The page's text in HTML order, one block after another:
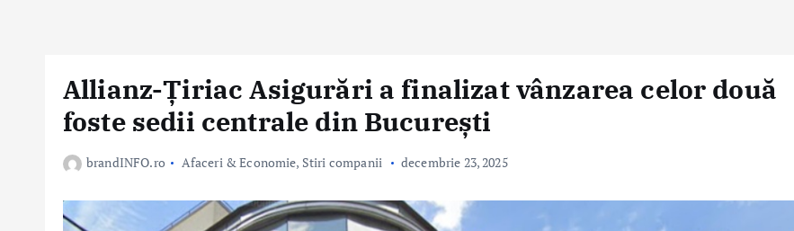
Allianz-Țiriac Asigurări a finalizat vânzarea celor două
foste sedii centrale din București
brandINFO.ro Afaceri & Economie, Stiri companii decembrie 23, 2025